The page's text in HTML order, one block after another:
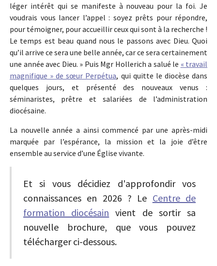
léger intérêt qui se manifeste à nouveau pour la foi. Je
voudrais vous lancer l’appel : soyez prêts pour répondre,
pour témoigner, pour accueillir ceux qui sont à la recherche !
Le temps est beau quand nous le passons avec Dieu. Quoi
qu’il arrive ce sera une belle année, car ce sera certainement
une année avec Dieu. » Puis Mgr Hollerich a salué le « travail
magnifique » de sœur Perpétua, qui quitte le diocèse dans
quelques jours, et présenté des nouveaux venus :
séminaristes, prêtre et salariées de l’administration
diocésaine.
La nouvelle année a ainsi commencé par une après-midi
marquée par l’espérance, la mission et la joie d’être
ensemble au service d’une Église vivante.
Et si vous décidiez d'approfondir vos
connaissances en 2026 ? Le Centre de
formation diocésain vient de sortir sa
nouvelle brochure, que vous pouvez
télécharger ci-dessous.